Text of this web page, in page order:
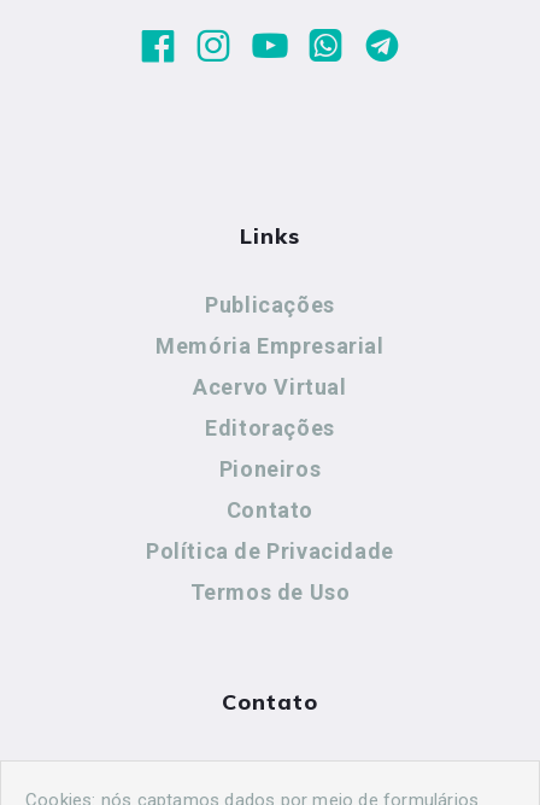
Links
Publicações
Memória Empresarial
Acervo Virtual
Editorações
Pioneiros
Contato
Política de Privacidade
Termos de Uso
Contato
Cookies: nós captamos dados por meio de formulários